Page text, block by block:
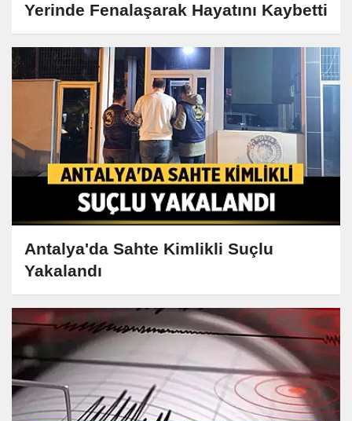
Yerinde Fenalaşarak Hayatını Kaybetti
Antalya'da Sahte Kimlikli Suçlu
Yakalandı